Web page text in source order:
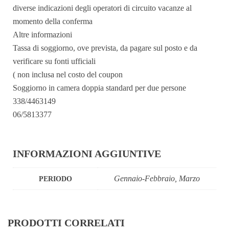
diverse indicazioni degli operatori di circuito vacanze al
momento della conferma
Altre informazioni
Tassa di soggiorno, ove prevista, da pagare sul posto e da
verificare su fonti ufficiali
( non inclusa nel costo del coupon
Soggiorno in camera doppia standard per due persone
338/4463149
06/5813377
INFORMAZIONI AGGIUNTIVE
PERIODO Gennaio-Febbraio, Marzo
PRODOTTI CORRELATI